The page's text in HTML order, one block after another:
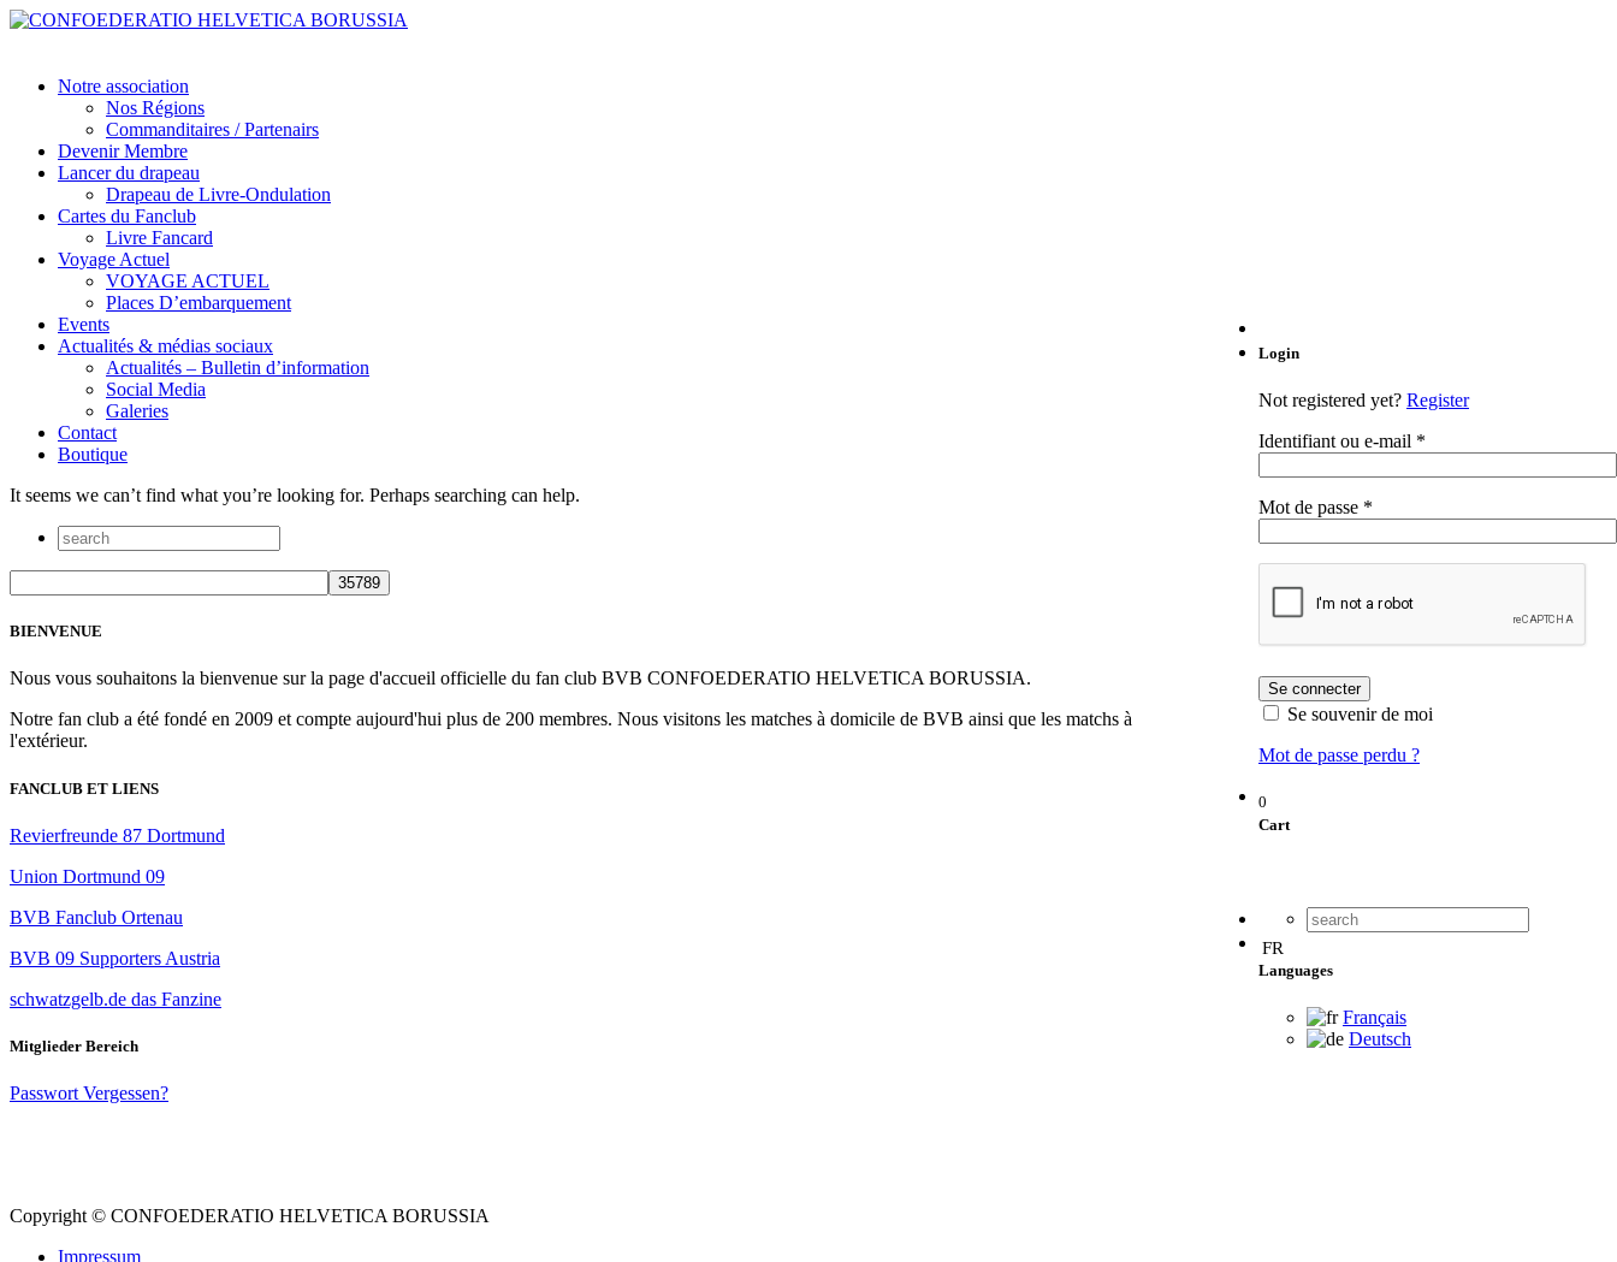
Notre association
Nos Régions
Commanditaires / Partenairs
Devenir Membre
Lancer du drapeau
Drapeau de Livre-Ondulation
Cartes du Fanclub
Livre Fancard
Voyage Actuel
VOYAGE ACTUEL
Places D’embarquement
Events
Actualités & médias sociaux
Actualités – Bulletin d’information
Social Media
Galeries
Contact
Boutique
Login
Not registered yet? Register
Identifiant ou e-mail *
Mot de passe *
Se souvenir de moi
Mot de passe perdu ?
0
Cart
FR
Languages
Français
Deutsch
It seems we can’t find what you’re looking for. Perhaps searching can help.
BIENVENUE
Nous vous souhaitons la bienvenue sur la page d'accueil officielle du fan club BVB CONFOEDERATIO HELVETICA BORUSSIA.
Notre fan club a été fondé en 2009 et compte aujourd'hui plus de 200 membres. Nous visitons les matches à domicile de BVB ainsi que les matchs à
l'extérieur.
FANCLUB ET LIENS
Revierfreunde 87 Dortmund
Union Dortmund 09
BVB Fanclub Ortenau
BVB 09 Supporters Austria
schwatzgelb.de das Fanzine
Mitglieder Bereich
Passwort Vergessen?
Copyright © CONFOEDERATIO HELVETICA BORUSSIA
Impressum